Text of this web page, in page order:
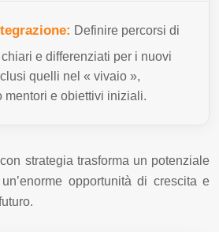
Definire percorsi di
e differenziati per i nuovi
quelli nel « vivaio »,
mentori e obiettivi iniziali.
strategia trasforma un potenziale
opportunità di crescita e